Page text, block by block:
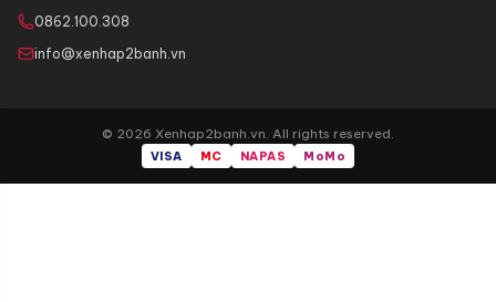
0862.100.308
info@xenhap2banh.vn
© 2026 Xenhap2banh.vn. All rights reserved.
VISA MC NAPAS MoMo